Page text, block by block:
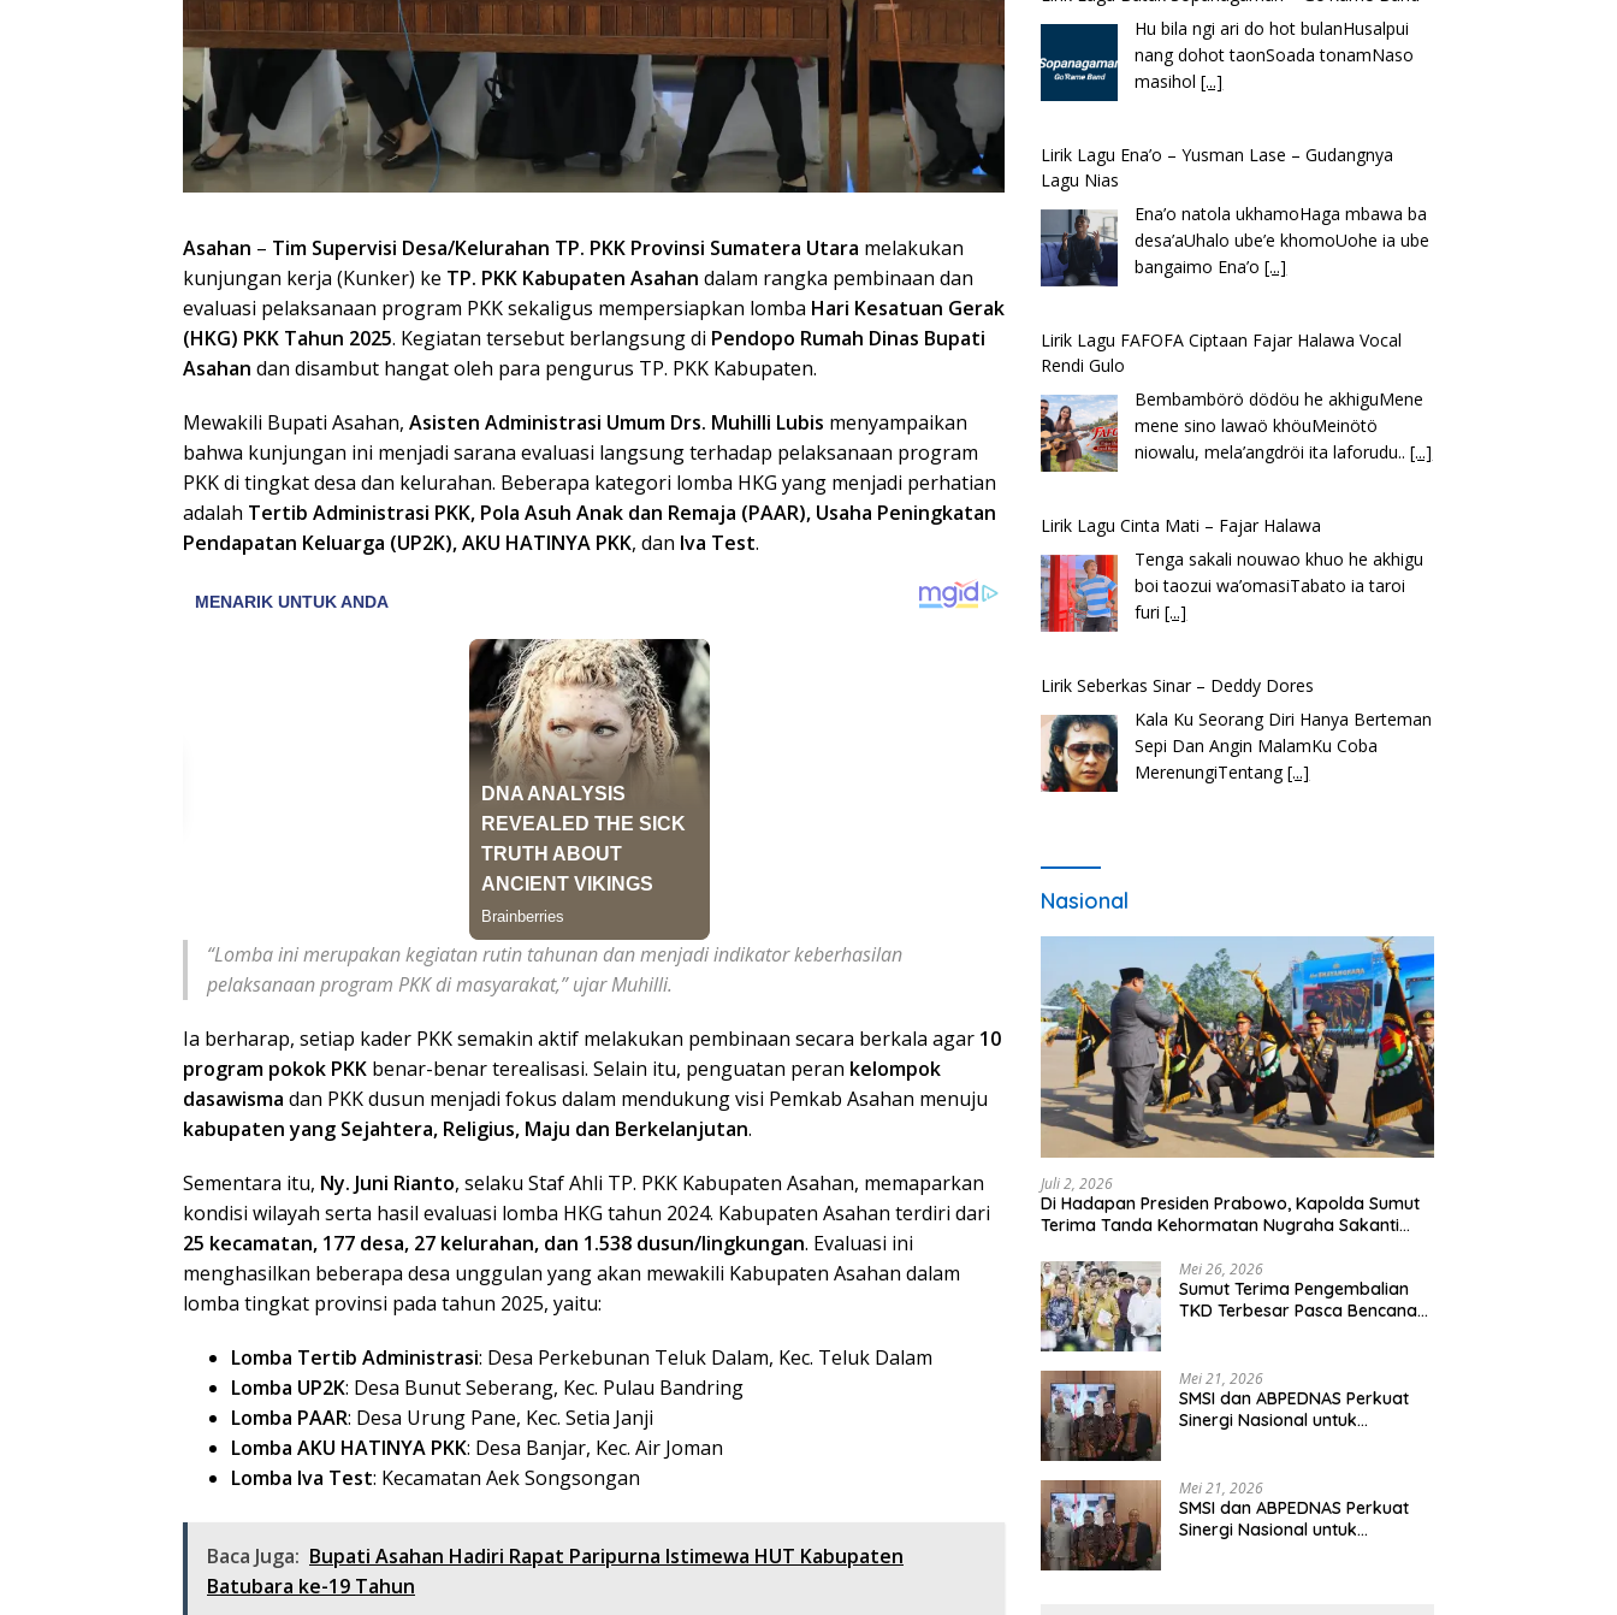
Asahan – Tim Supervisi Desa/Kelurahan TP. PKK Provinsi Sumatera Utara melakukan
kunjungan kerja (Kunker) ke TP. PKK Kabupaten Asahan dalam rangka pembinaan dan
evaluasi pelaksanaan program PKK sekaligus mempersiapkan lomba Hari Kesatuan Gerak
(HKG) PKK Tahun 2025. Kegiatan tersebut berlangsung di Pendopo Rumah Dinas Bupati
Asahan dan disambut hangat oleh para pengurus TP. PKK Kabupaten.
Mewakili Bupati Asahan, Asisten Administrasi Umum Drs. Muhilli Lubis menyampaikan
bahwa kunjungan ini menjadi sarana evaluasi langsung terhadap pelaksanaan program
PKK di tingkat desa dan kelurahan. Beberapa kategori lomba HKG yang menjadi perhatian
adalah Tertib Administrasi PKK, Pola Asuh Anak dan Remaja (PAAR), Usaha Peningkatan
Pendapatan Keluarga (UP2K), AKU HATINYA PKK, dan Iva Test.
“Lomba ini merupakan kegiatan rutin tahunan dan menjadi indikator keberhasilan
pelaksanaan program PKK di masyarakat,” ujar Muhilli.
Ia berharap, setiap kader PKK semakin aktif melakukan pembinaan secara berkala agar 10
program pokok PKK benar-benar terealisasi. Selain itu, penguatan peran kelompok
dasawisma dan PKK dusun menjadi fokus dalam mendukung visi Pemkab Asahan menuju
kabupaten yang Sejahtera, Religius, Maju dan Berkelanjutan.
Sementara itu, Ny. Juni Rianto, selaku Staf Ahli TP. PKK Kabupaten Asahan, memaparkan
kondisi wilayah serta hasil evaluasi lomba HKG tahun 2024. Kabupaten Asahan terdiri dari
25 kecamatan, 177 desa, 27 kelurahan, dan 1.538 dusun/lingkungan. Evaluasi ini
menghasilkan beberapa desa unggulan yang akan mewakili Kabupaten Asahan dalam
lomba tingkat provinsi pada tahun 2025, yaitu:
Lomba Tertib Administrasi: Desa Perkebunan Teluk Dalam, Kec. Teluk Dalam
Lomba UP2K: Desa Bunut Seberang, Kec. Pulau Bandring
Lomba PAAR: Desa Urung Pane, Kec. Setia Janji
Lomba AKU HATINYA PKK: Desa Banjar, Kec. Air Joman
Lomba Iva Test: Kecamatan Aek Songsongan
Baca Juga: Bupati Asahan Hadiri Rapat Paripurna Istimewa HUT Kabupaten
Batubara ke-19 Tahun
Hu bila ngi ari do hot bulanHusalpui
nang dohot taonSoada tonamNaso
masihol[...]
Lirik Lagu Ena’o – Yusman Lase – Gudangnya
Lagu Nias
Ena’o natola ukhamoHaga mbawa ba
desa’aUhalo ube’e khomoUohe ia ube
bangaimo Ena’o[...]
Lirik Lagu FAFOFA Ciptaan Fajar Halawa Vocal
Rendi Gulo
Bembambörö dödöu he akhiguMene
mene sino lawaö khöuMeinötö
niowalu, mela’angdröi ita laforudu..[...]
Lirik Lagu Cinta Mati – Fajar Halawa
Tenga sakali nouwao khuo he akhigu
boi taozui wa’omasiTabato ia taroi
furi[...]
Lirik Seberkas Sinar – Deddy Dores
Kala Ku Seorang Diri Hanya Berteman
Sepi Dan Angin MalamKu Coba
MerenungiTentang[...]
Nasional
Juli 2, 2026
Di Hadapan Presiden Prabowo, Kapolda Sumut
Terima Tanda Kehormatan Nugraha Sakanti
Mei 26, 2026
Sumut Terima Pengembalian
TKD Terbesar Pasca Bencana
Mei 21, 2026
SMSI dan ABPEDNAS Perkuat
Sinergi Nasional untuk
Mei 21, 2026
SMSI dan ABPEDNAS Perkuat
Sinergi Nasional untuk